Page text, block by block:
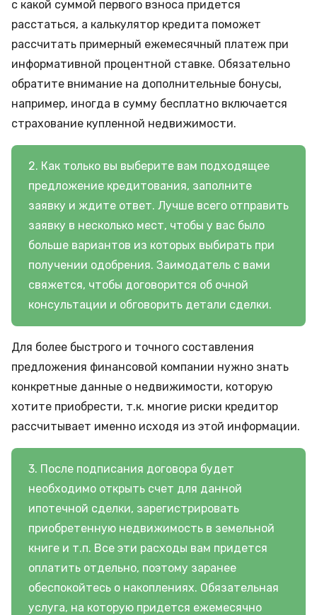
с какой суммой первого взноса придется
расстаться, а калькулятор кредита поможет
рассчитать примерный ежемесячный платеж при
информативной процентной ставке. Обязательно
обратите внимание на дополнительные бонусы,
например, иногда в сумму бесплатно включается
страхование купленной недвижимости.
2. Как только вы выберите вам подходящее
предложение кредитования, заполните
заявку и ждите ответ. Лучше всего отправить
заявку в несколько мест, чтобы у вас было
больше вариантов из которых выбирать при
получении одобрения. Заимодатель с вами
свяжется, чтобы договорится об очной
консультации и обговорить детали сделки.
Для более быстрого и точного составления
предложения финансовой компании нужно знать
конкретные данные о недвижимости, которую
хотите приобрести, т.к. многие риски кредитор
рассчитывает именно исходя из этой информации.
3. После подписания договора будет
необходимо открыть счет для данной
ипотечной сделки, зарегистрировать
приобретенную недвижимость в земельной
книге и т.п. Все эти расходы вам придется
оплатить отдельно, поэтому заранее
обеспокойтесь о накоплениях. Обязательная
услуга, на которую придется ежемесячно